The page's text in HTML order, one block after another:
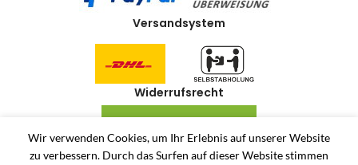
Versandsystem
Widerrufsrecht
Allerlei-Online 2024Dienstleistungen Häuser. Antiquitäten und Second Hand
Wir verwenden Cookies, um Ihr Erlebnis auf unserer Website
zu verbessern. Durch das Surfen auf dieser Website stimmen